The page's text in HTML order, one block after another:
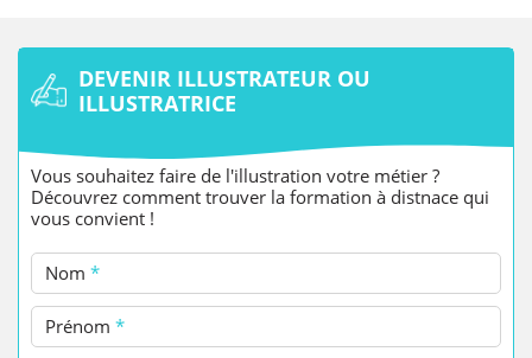
DEVENIR ILLUSTRATEUR OU
ILLUSTRATRICE
Vous souhaitez faire de l'illustration votre métier ?
Découvrez comment trouver la formation à distnace qui
vous convient !
Nom *
Prénom *